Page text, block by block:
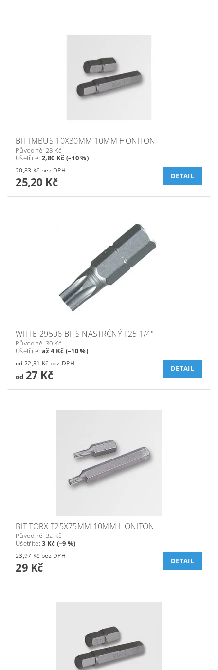
BIT IMBUS 10X30MM 10MM HONITON
Původně: 28 Kč
Ušetříte:2,80 Kč (–10 %)
20,83 Kč bez DPH
25,20 Kč DETAIL
WITTE 29506 BITS NÁSTRČNÝ T25 1/4"
Původně: 30 Kč
Ušetříte:až 4 Kč (–10 %)
od 22,31 Kč bez DPH
od27 Kč DETAIL
BIT TORX T25X75MM 10MM HONITON
Původně: 32 Kč
Ušetříte:3 Kč (–9 %)
23,97 Kč bez DPH
29 Kč DETAIL